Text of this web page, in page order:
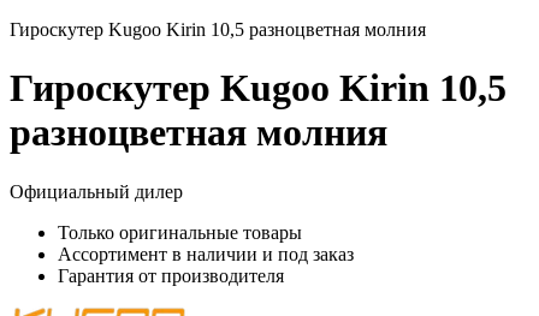
Гироскутер Kugoo Kirin 10,5 разноцветная молния
Гироскутер Kugoo Kirin 10,5
разноцветная молния
Официальный дилер
Только оригинальные товары
Ассортимент в наличии и под заказ
Гарантия от производителя